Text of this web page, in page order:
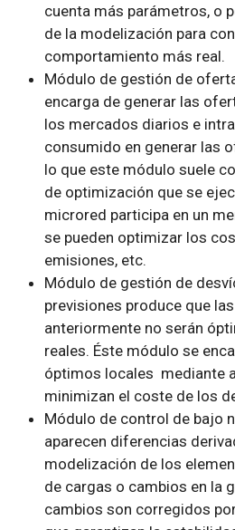
cuenta más parámetros, o
de la modelización para
comportamiento más real.
Módulo de gestión de
encarga de generar las
los mercados diarios e
consumido en generar las
lo que este módulo suele
de optimización que se
microred participa en un
se pueden optimizar los
emisiones, etc.
Módulo de gestión de
previsiones produce que
anteriormente no serán
reales. Éste módulo se
óptimos locales mediante
minimizan el coste de los
Módulo de control de bajo
aparecen diferencias
modelización de los
de cargas o cambios en la
cambios son corregidos